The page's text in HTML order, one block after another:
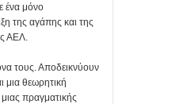
ένα μόνο
της αγάπης και της
ΑΕΛ.
τους. Αποδεικνύουν
μια θεωρητική
πραγματικής